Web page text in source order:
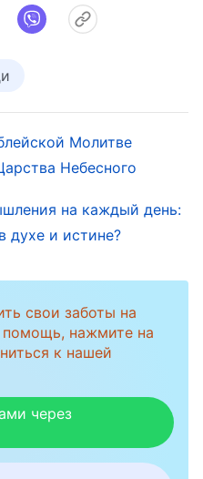
и обвиняют
и противостоят
совесть и
наши молитвы, то
сотворенного
с благоговением
пытаться
Богу, ни требовать,
нашей воле.
воле. Только так
молитвы, будет
Молитве
Небесного
на каждый день:
духе и истине?
свои заботы на
нажмите на
к нашей
через